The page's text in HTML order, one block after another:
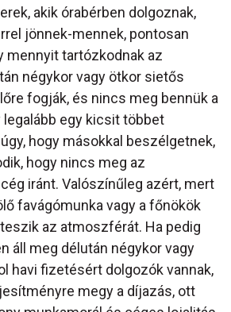
akik órabérben dolgoznak,
jönnek-mennek, pontosan
mennyit tartózkodnak az
négykor vagy ötkor sietős
fogják, és nincs meg bennük a
legalább egy kicsit többet
hogy másokkal beszélgetnek,
hogy nincs meg az
iránt. Valószínűleg azért, mert
favágómunka vagy a főnökök
az atmoszférát. Ha pedig
áll meg délután négykor vagy
havi fizetésért dolgozók vannak,
megy a díjazás, ott